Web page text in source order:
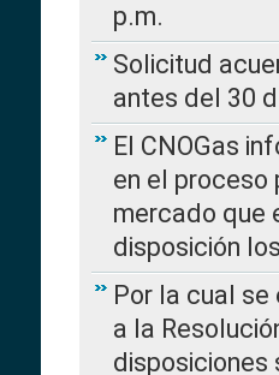
p.m.
Solicitud
antes del 30
El CNOGas
en el
mercado que
disposición
Por la cual se
a la
disposiciones